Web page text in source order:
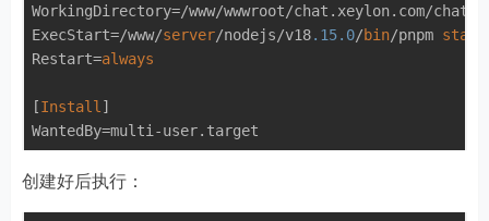
WorkingDirectory=/www/wwwroot/chat.xeylon.com/
ExecStart=/www/server/nodejs/v18.15.0/bin/pnpm start
Restart=always
[Install ]
创建好后执行：